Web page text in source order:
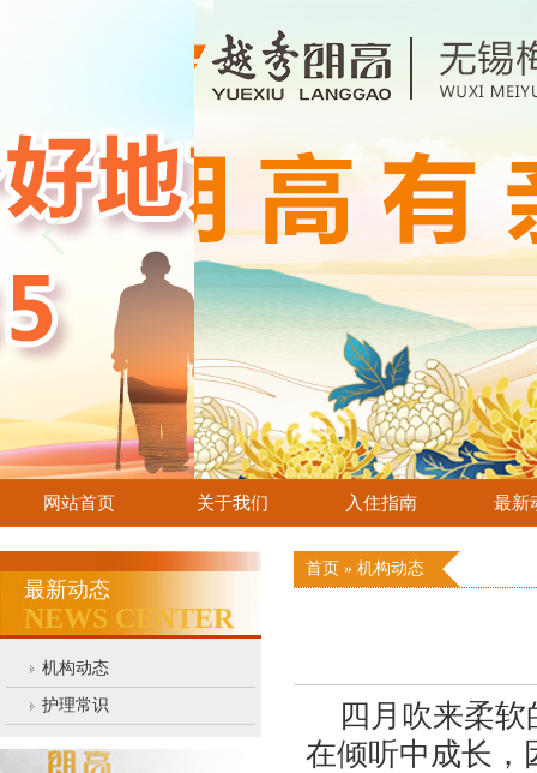
网站首页 关于我们 入住指南 最新
最新动态
NEWS CENTER
机构动态
护理常识
首页 » 机构动态
四月吹来柔软
在倾听中成长，